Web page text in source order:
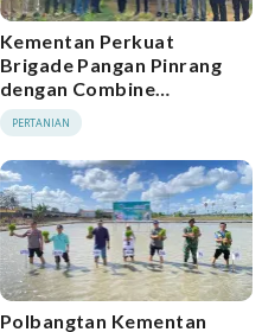
Kementan Perkuat
Brigade Pangan Pinrang
dengan Combine
Harvester
PERTANIAN
Polbangtan Kementan